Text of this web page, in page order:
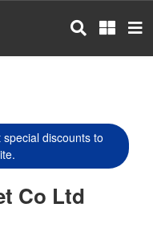
discounts to
Co Ltd